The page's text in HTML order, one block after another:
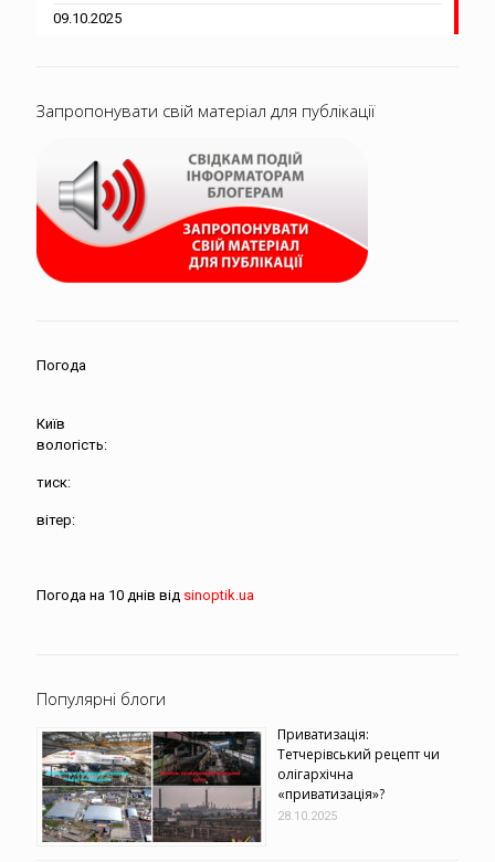
09.10.2025
Запропонувати свій матеріал для публікації
Погода
Київ
вологість:
тиск:
вітер:
Погода на 10 днів від sinoptik.ua
Популярні блоги
Приватизація:
Тетчерівський рецепт чи
олігархічна
«приватизація»?
28.10.2025